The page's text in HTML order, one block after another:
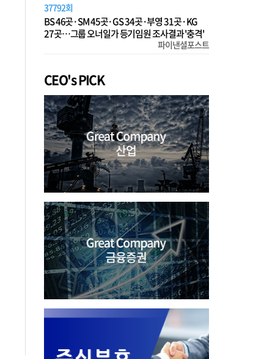
37792회
BS 46곳·SM 45곳·GS 34곳·부영 31곳·KG
27곳…그룹 오너일가 등기임원 조사결과 '충격'
파이낸셜포스트
CEO's PICK